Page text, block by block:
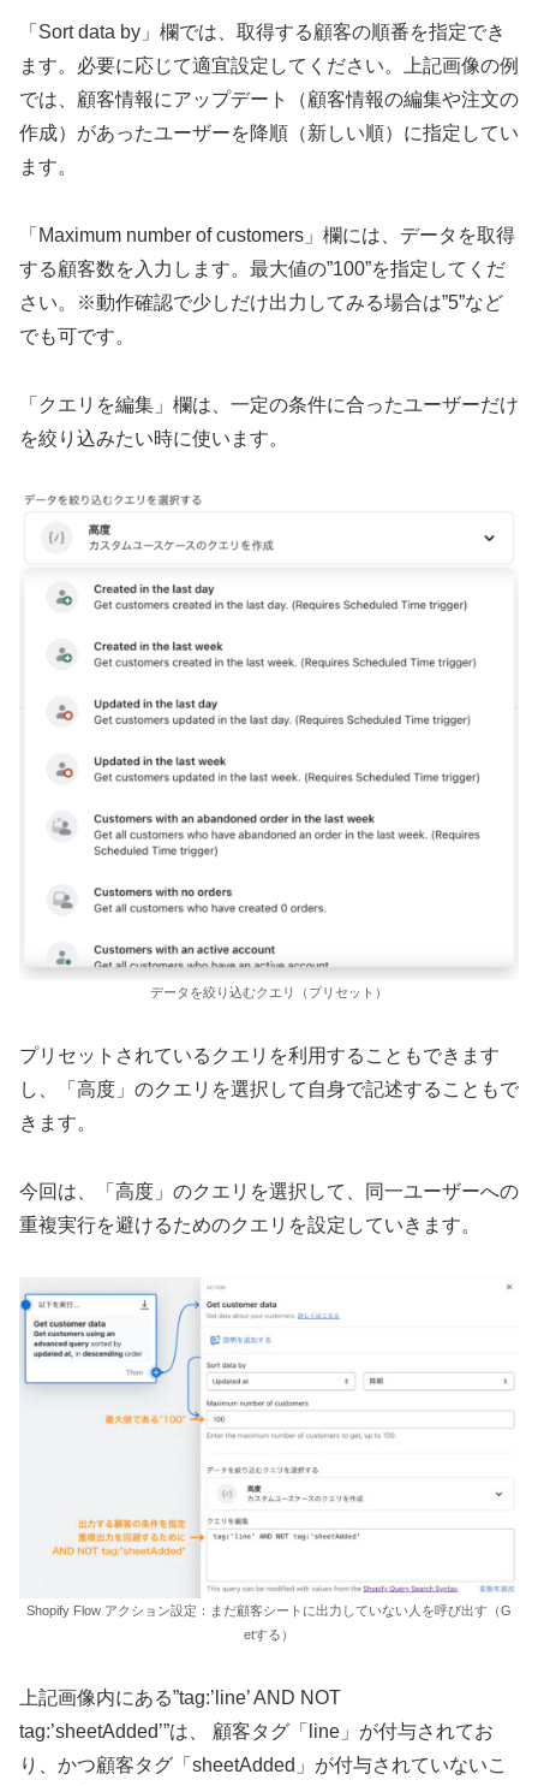
「Sort data by」欄では、取得する顧客の順番を指定でき
ます。必要に応じて適宜設定してください。上記画像の例
では、顧客情報にアップデート（顧客情報の編集や注文の
作成）があったユーザーを降順（新しい順）に指定してい
ます。
「Maximum number of customers」欄には、データを取得
する顧客数を入力します。最大値の”100”を指定してくだ
さい。※動作確認で少しだけ出力してみる場合は”5”など
でも可です。
「クエリを編集」欄は、一定の条件に合ったユーザーだけ
を絞り込みたい時に使います。
データを絞り込むクエリ（プリセット）
プリセットされているクエリを利用することもできます
し、「高度」のクエリを選択して自身で記述することもで
きます。
今回は、「高度」のクエリを選択して、同一ユーザーへの
重複実行を避けるためのクエリを設定していきます。
Shopify Flow アクション設定：まだ顧客シートに出力していない人を呼び出す（G
etする）
上記画像内にある”tag:’line’ AND NOT
tag:’sheetAdded’”は、 顧客タグ「line」が付与されてお
り、かつ顧客タグ「sheetAdded」が付与されていないこ